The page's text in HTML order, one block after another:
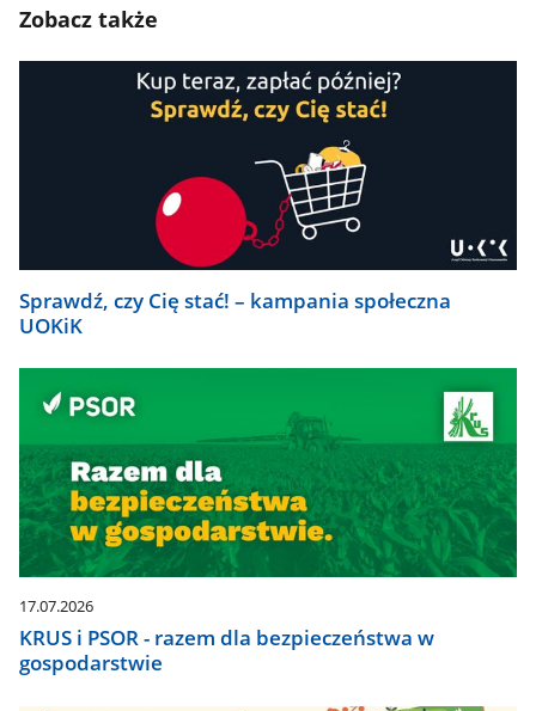
Zobacz także
Sprawdź, czy Cię stać! – kampania społeczna
UOKiK
17.07.2026
KRUS i PSOR - razem dla bezpieczeństwa w
gospodarstwie